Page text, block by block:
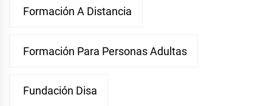
Formación A Distancia
Formación Para Personas Adultas
Fundación Disa